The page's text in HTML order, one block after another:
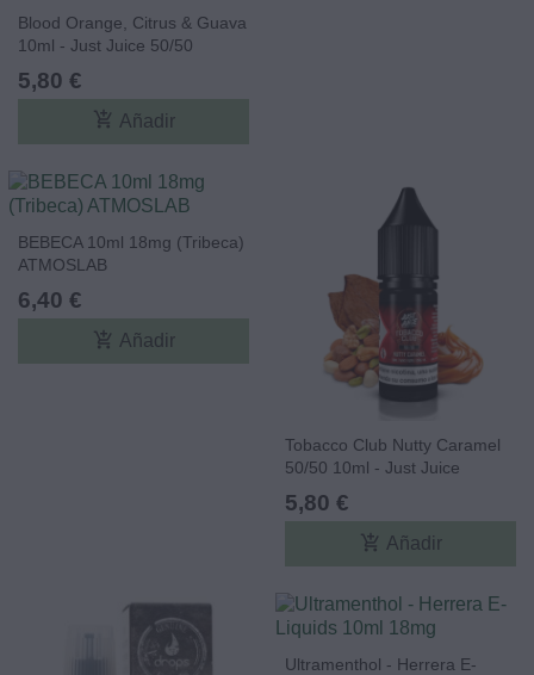
Blood Orange, Citrus & Guava
10ml - Just Juice 50/50
5,80 €
add_shopping_cart Añadir
BEBECA 10ml 18mg (Tribeca)
ATMOSLAB
6,40 €
add_shopping_cart Añadir
Tobacco Club Nutty Caramel
50/50 10ml - Just Juice
5,80 €
add_shopping_cart Añadir
Ultramenthol - Herrera E-